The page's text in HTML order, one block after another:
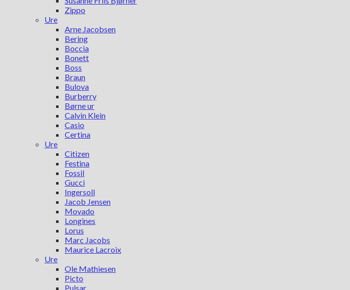
Zippo
Ure
Arne Jacobsen
Bering
Boccia
Bonett
Boss
Braun
Bulova
Burberry
Børne ur
Calvin Klein
Casio
Certina
Ure
Citizen
Festina
Fossil
Gucci
Ingersoll
Jacob Jensen
Movado
Longines
Lorus
Marc Jacobs
Maurice Lacroix
Ure
Ole Mathiesen
Picto
Pulsar